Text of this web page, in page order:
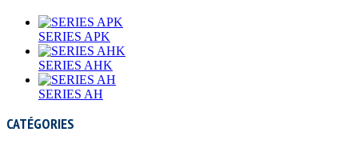
SERIES APK
SERIES AHK
SERIES AH
CATÉGORIES